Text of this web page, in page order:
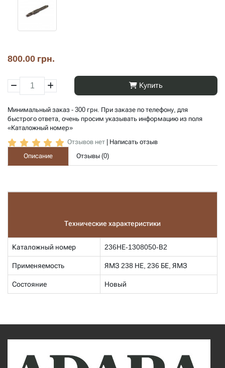
800.00 грн.
Купить
Минимальный заказ - 300 грн. При заказе по телефону, для
быстрого ответа, очень просим указывать информацию из поля
«Каталожный номер»
Отзывов нет
Написать отзыв
Описание
Отзывы (0)
Технические характеристики
Каталожный номер 236НЕ-1308050-В2
Применяемость ЯМЗ 238 НЕ, 236 БЕ, ЯМЗ
Состояние Новый